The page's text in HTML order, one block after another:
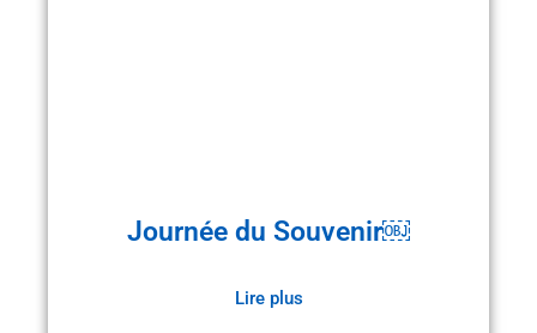
Journée du Souvenir￼
Lire plus